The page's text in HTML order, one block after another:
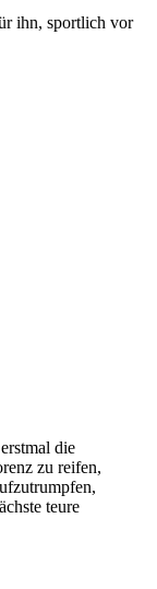
ihn, sportlich vor
die
zu reifen,
teure